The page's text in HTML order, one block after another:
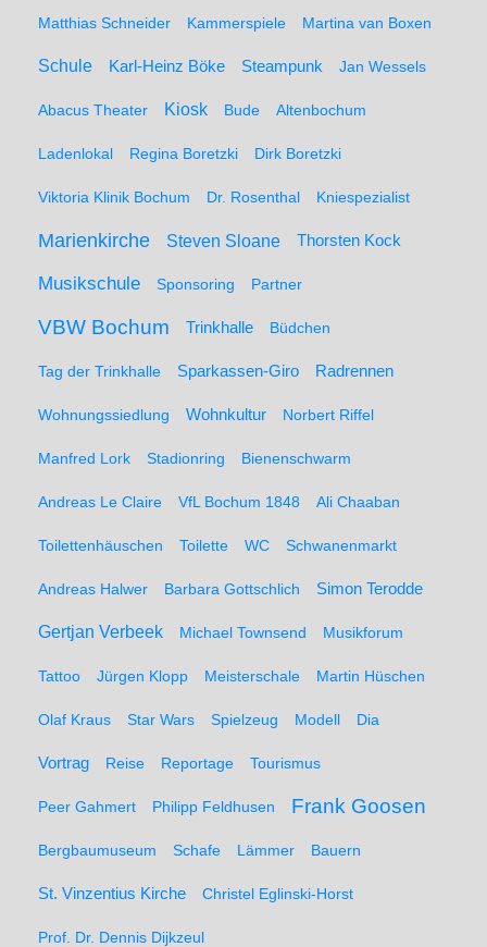
Matthias Schneider Kammerspiele Martina van Boxen
Schule Karl-Heinz Böke Steampunk Jan Wessels
Abacus Theater Kiosk Bude Altenbochum
Ladenlokal Regina Boretzki Dirk Boretzki
Viktoria Klinik Bochum Dr. Rosenthal Kniespezialist
Marienkirche Steven Sloane Thorsten Kock
Musikschule Sponsoring Partner
VBW Bochum Trinkhalle Büdchen
Tag der Trinkhalle Sparkassen-Giro Radrennen
Wohnungssiedlung Wohnkultur Norbert Riffel
Manfred Lork Stadionring Bienenschwarm
Andreas Le Claire VfL Bochum 1848 Ali Chaaban
Toilettenhäuschen Toilette WC Schwanenmarkt
Andreas Halwer Barbara Gottschlich Simon Terodde
Gertjan Verbeek Michael Townsend Musikforum
Tattoo Jürgen Klopp Meisterschale Martin Hüschen
Olaf Kraus Star Wars Spielzeug Modell Dia
Vortrag Reise Reportage Tourismus
Peer Gahmert Philipp Feldhusen Frank Goosen
Bergbaumuseum Schafe Lämmer Bauern
St. Vinzentius Kirche Christel Eglinski-Horst
Prof. Dr. Dennis Dijkzeul